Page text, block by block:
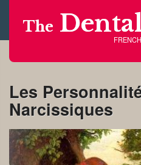
The
Les
Narcissiques